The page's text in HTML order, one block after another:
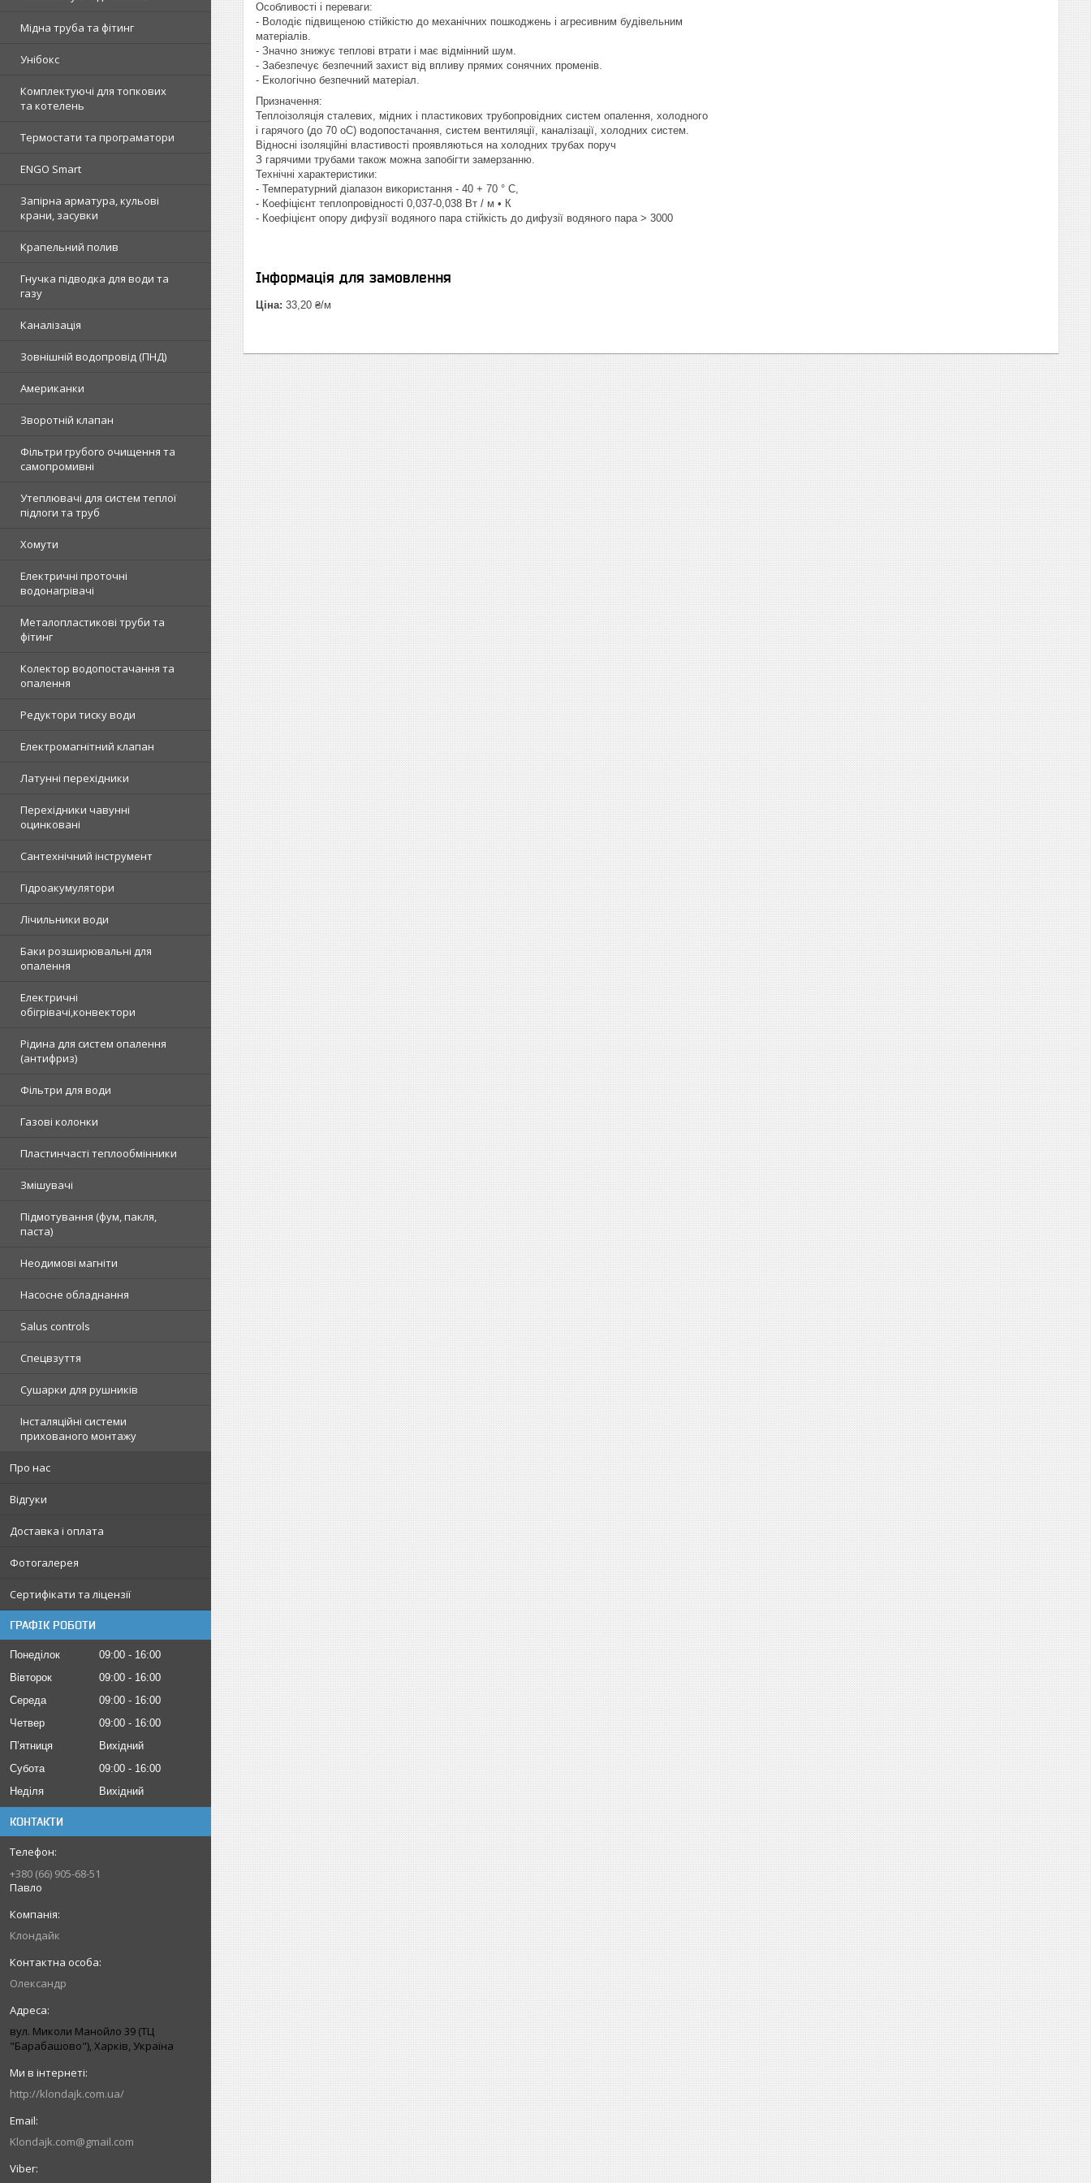
Мідна труба та фітинг
Унібокс
Комплектуючі для топкових
та котелень
Термостати та програматори
ENGO Smart
Запірна арматура, кульові
крани, засувки
Крапельний полив
Гнучка підводка для води та
газу
Каналізація
Зовнішній водопровід (ПНД)
Американки
Зворотній клапан
Фільтри грубого очищення та
самопромивні
Утеплювачі для систем теплої
підлоги та труб
Хомути
Електричні проточні
водонагрівачі
Металопластикові труби та
фітинг
Колектор водопостачання та
опалення
Редуктори тиску води
Електромагнітний клапан
Латунні перехідники
Перехідники чавунні
оцинковані
Сантехнічний інструмент
Гідроакумулятори
Лічильники води
Баки розширювальні для
опалення
Електричні
обігрівачі,конвектори
Рідина для систем опалення
(антифриз)
Фільтри для води
Газові колонки
Пластинчасті теплообмінники
Змішувачі
Підмотування (фум, пакля,
паста)
Неодимові магніти
Насосне обладнання
Salus controls
Спецвзуття
Сушарки для рушників
Інсталяційні системи
прихованого монтажу
Про нас
Відгуки
Доставка і оплата
Фотогалерея
Сертифікати та ліцензії
ГРАФІК РОБОТИ
Понеділок 09:00
16:00
Вівторок
09:00
16:00
Середа
09:00
16:00
Четвер
09:00
16:00
Пʼятниця
Вихідний
Субота
09:00
16:00
Неділя
Вихідний
КОНТАКТИ
+380 (66) 905-68-51
Павло
Клондайк
Олександр
вул. Миколи Манойло 39 (ТЦ
"Барабашово"), Харків, Україна
http://klondajk.com.ua/
Klondajk.com@gmail.com
Особливості і переваги:
- Володіє підвищеною стійкістю до механічних пошкоджень і агресивним будівельним
матеріалів.
- Значно знижує теплові втрати і має відмінний шум.
- Забезпечує безпечний захист від впливу прямих сонячних променів.
- Екологічно безпечний матеріал.
Призначення:
Теплоізоляція сталевих, мідних і пластикових трубопровідних систем опалення, холодного
і гарячого (до 70 oC) водопостачання, систем вентиляції, каналізації, холодних систем.
Відносні ізоляційні властивості проявляються на холодних трубах поруч
З гарячими трубами також можна запобігти замерзанню.
Технічні характеристики:
- Температурний діапазон використання - 40 + 70 ° C,
- Коефіцієнт теплопровідності 0,037-0,038 Вт / м • К
- Коефіцієнт опору дифузії водяного пара стійкість до дифузії водяного пара > 3000
Інформація для замовлення
Ціна: 33,20 ₴/м